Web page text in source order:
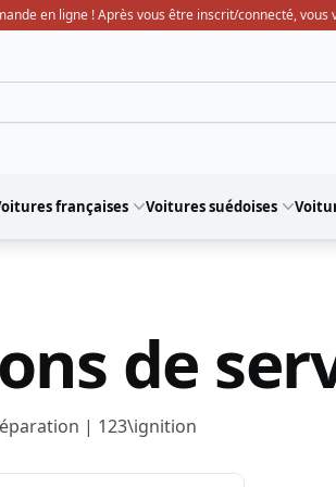
en ligne ! Après vous être inscrit/connecté,
françaises Voitures suédoises
de
| 123\ignition